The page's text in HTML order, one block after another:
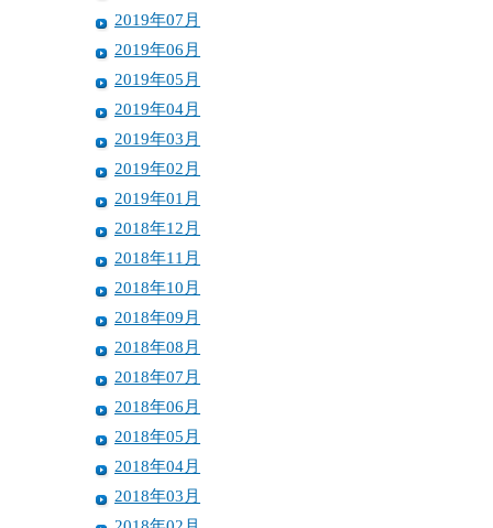
2019年07月
2019年06月
2019年05月
2019年04月
2019年03月
2019年02月
2019年01月
2018年12月
2018年11月
2018年10月
2018年09月
2018年08月
2018年07月
2018年06月
2018年05月
2018年04月
2018年03月